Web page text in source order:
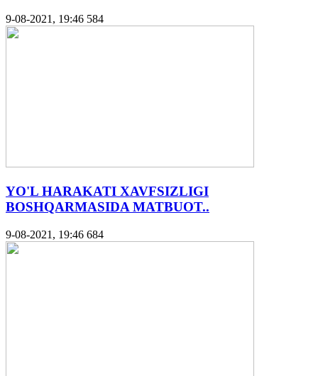
9-08-2021, 19:46 584
YO'L HARAKATI XAVFSIZLIGI
BOSHQARMASIDA MATBUOT..
9-08-2021, 19:46 684